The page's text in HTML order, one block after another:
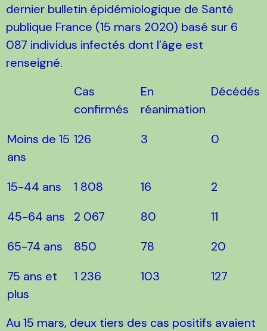
dernier bulletin épidémiologique de Santé
publique France (15 mars 2020) basé sur 6
087 individus infectés dont l’âge est
renseigné.
Cas
confirmés
En
réanimation
Décédés
Moins de 15
ans
126 3 0
15-44 ans 1 808 16
2
45-64 ans
2 067 80
11
65-74 ans
850 78
20
75 ans et
plus
1 236 103 127
Au 15 mars, deux tiers des cas positifs avaient